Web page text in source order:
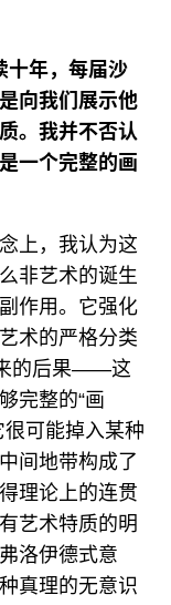
十年，每届沙
向我们展示他
。我并不否认
一个完整的画
上，我认为这
非艺术的诞生
作用。它强化
术的严格分类
来的后果——这
完整的“画
很可能掉入某种
间地带构成了
理论上的连贯
艺术特质的明
洛伊德式意
真理的无意识